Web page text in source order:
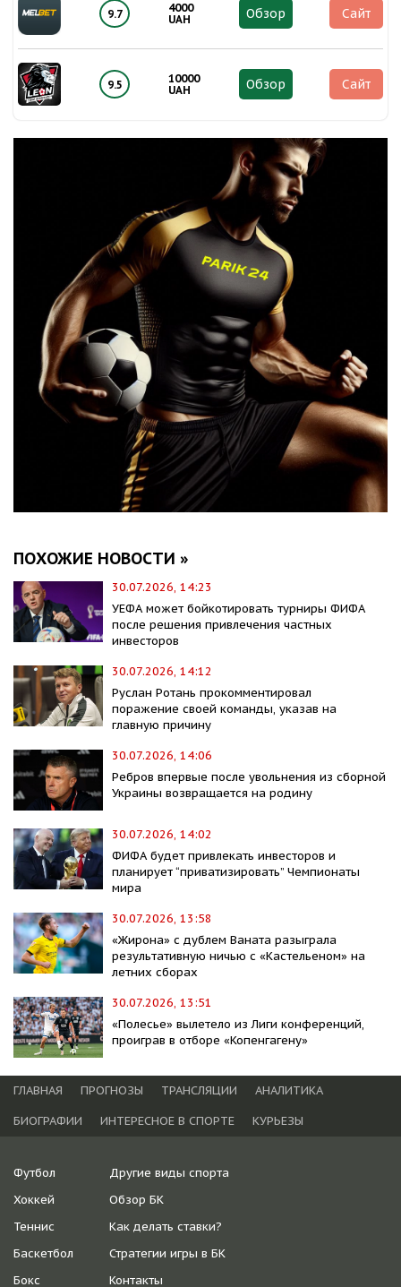
9.7
4000
UAH
Обзор Сайт
9.5
10000
UAH
Обзор Сайт
ПОХОЖИЕ НОВОСТИ »
30.07.2026, 14:23
УЕФА может бойкотировать турниры ФИФА
после решения привлечения частных
инвесторов
30.07.2026, 14:12
Руслан Ротань прокомментировал
поражение своей команды, указав на
главную причину
30.07.2026, 14:06
Ребров впервые после увольнения из сборной
Украины возвращается на родину
30.07.2026, 14:02
ФИФА будет привлекать инвесторов и
планирует “приватизировать” Чемпионаты
мира
30.07.2026, 13:58
«Жирона» с дублем Ваната разыграла
результативную ничью с «Кастельеном» на
летних сборах
30.07.2026, 13:51
«Полесье» вылетело из Лиги конференций,
проиграв в отборе «Копенгагену»
ГЛАВНАЯ ПРОГНОЗЫ ТРАНСЛЯЦИИ
АНАЛИТИКА
БИОГРАФИИ
ИНТЕРЕСНОЕ В СПОРТЕ КУРЬЕЗЫ
Футбол
Хоккей
Теннис
Баскетбол
Бокс
Другие виды спорта
Обзор БК
Как делать ставки?
Стратегии игры в БК
Контакты